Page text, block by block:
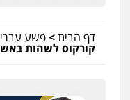
דף הבית>פשע עברי
קורקוס לשהות